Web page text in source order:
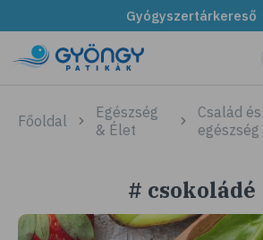
Gyógyszertárkereső
Főoldal
Egészség
& Élet
Család és
egészség
# csokoládé